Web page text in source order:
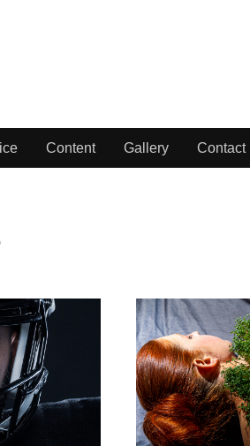
Content Gallery Contact